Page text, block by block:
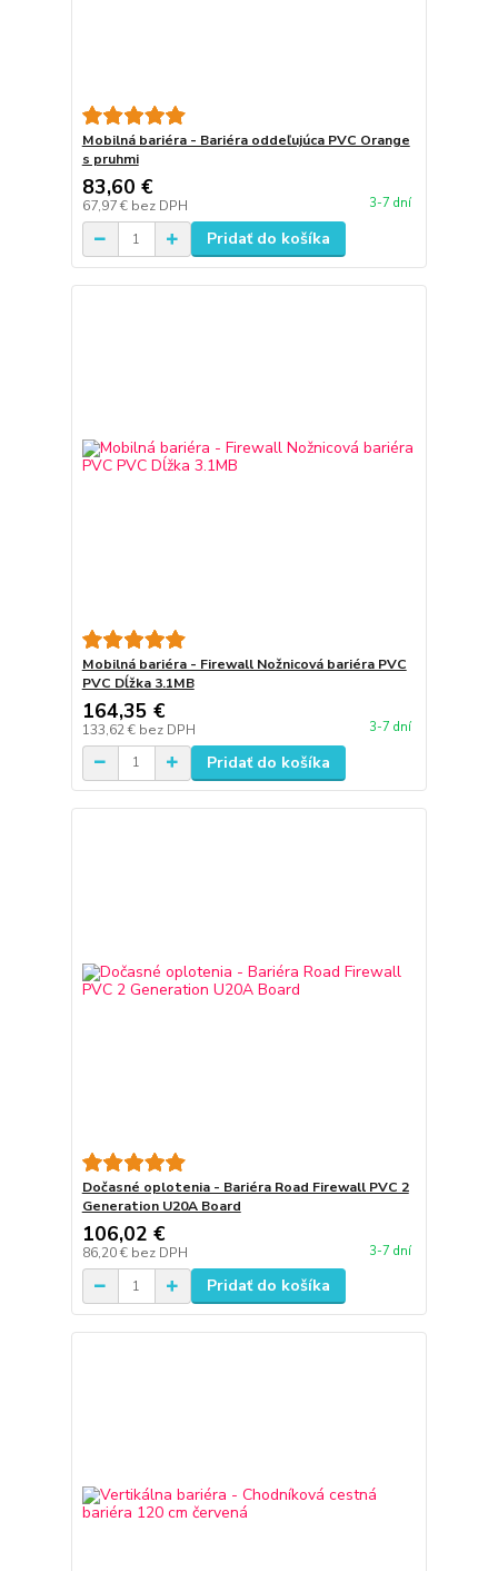
Mobilná bariéra - Bariéra oddeľujúca PVC Orange
s pruhmi
83,60 €
67,97 € bez DPH 3-7 dní
Pridať do košíka
Mobilná bariéra - Firewall Nožnicová bariéra PVC
PVC Dĺžka 3.1MB
164,35 €
133,62 € bez DPH 3-7 dní
Pridať do košíka
Dočasné oplotenia - Bariéra Road Firewall PVC 2
Generation U20A Board
106,02 €
86,20 € bez DPH 3-7 dní
Pridať do košíka